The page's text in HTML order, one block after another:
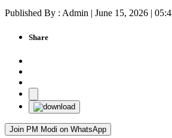
Published By : Admin | June 15, 2026 |
Share
Join PM Modi on WhatsApp